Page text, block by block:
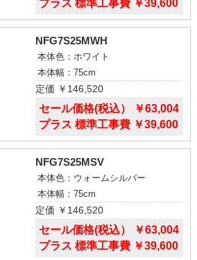
プラス 標準工事費 ￥39,600
NFG7S25MWH
本体色：ホワイト
本体幅：75cm
定価 ￥146,520
セール価格(税込） ￥63,004
プラス 標準工事費 ￥39,600
NFG7S25MSV
本体色：ウォームシルバー
本体幅：75cm
定価 ￥146,520
セール価格(税込） ￥63,004
プラス 標準工事費 ￥39,600